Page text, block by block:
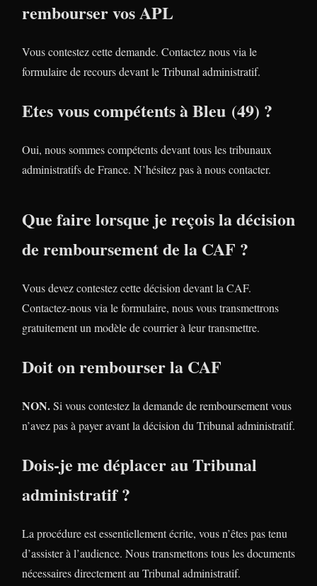
rembourser vos APL
Vous contestez cette demande. Contactez nous via le
formulaire de recours devant le Tribunal administratif.
Etes vous compétents à Bleu (49) ?
Oui, nous sommes compétents devant tous les tribunaux
administratifs de France. N’hésitez pas à nous contacter.
Que faire lorsque je reçois la décision
de remboursement de la CAF ?
Vous devez contestez cette décision devant la CAF.
Contactez-nous via le formulaire, nous vous transmettrons
gratuitement un modèle de courrier à leur transmettre.
Doit on rembourser la CAF
NON.Si vous contestez la demande de remboursement vous
n’avez pas à payer avant la décision du Tribunal administratif.
Dois-je me déplacer au Tribunal
administratif ?
La procédure est essentiellement écrite, vous n’êtes pas tenu
d’assister à l’audience. Nous transmettons tous les documents
nécessaires directement au Tribunal administratif.